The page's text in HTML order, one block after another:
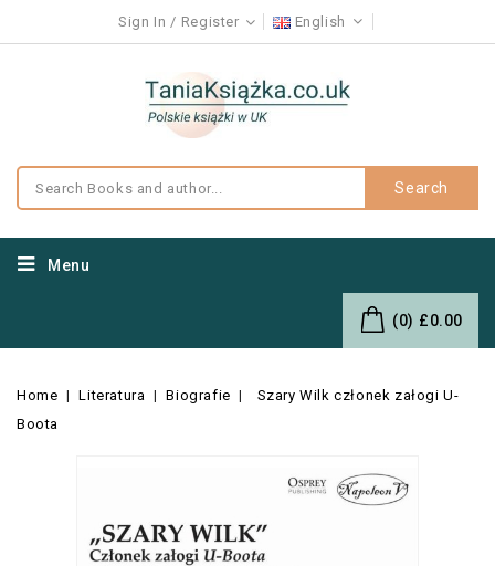
Sign In Register English
Search
Menu
(0) £0.00
Home Literatura Biografie
Szary Wilk członek załogi U-
Boota